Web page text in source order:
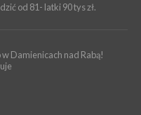
od 81- latki 90 tys zł.
Damienicach nad Rabą!